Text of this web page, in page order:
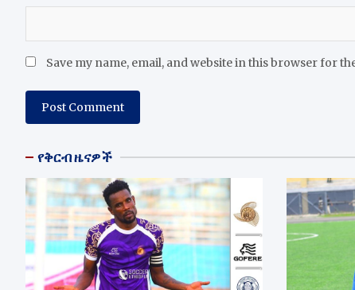
Save my name, email, and website in this browser for
የቅርብ ዜናዎች